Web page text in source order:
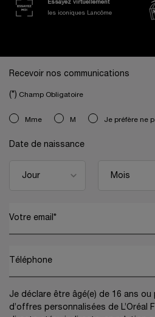
Essayez virtuellement
les iconiques Lancôme
Recevoir nos communications
(*) Champ Obligatoire
newslettersignup.title.legend
Mme M Je préfère ne
Date de naissance
Votre email *
Téléphone
Je déclare être âgé(e) de 16 ans
d’offres personnalisées de L’Oréal